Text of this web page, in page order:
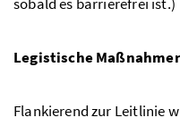
Legistische
Flankierend zur Leitlinie